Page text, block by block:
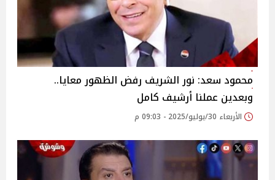
محمود سعد: نور الشريف رفض الظهور معايا..
وبعدين عملنا أرشيف كامل‎
الأربعاء 30/يوليو/2025 - 09:03 م